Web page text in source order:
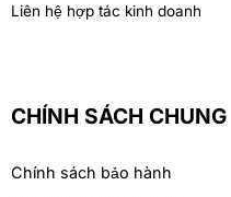
Liên hệ hợp tác kinh doanh
CHÍNH SÁCH CHUNG
Chính sách bảo hành